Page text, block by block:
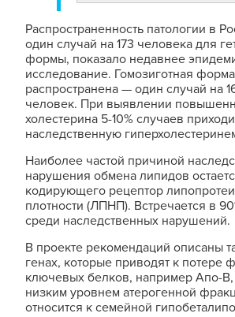
Распространенность патологии в
один случай на 173 человека для
формы, показало недавнее
исследование. Гомозиготная
распространена — один случай на
человек. При выявлении
холестерина 5-10% случаев
наследственную
Наиболее частой причиной
нарушения обмена липидов
кодирующего рецептор
плотности (ЛПНП). Встречается в
среди наследственных нарушений.
В проекте рекомендаций описаны
генах, которые приводят к потере
ключевых белков, например Апо-В,
низким уровнем атерогенной
относится к семейной